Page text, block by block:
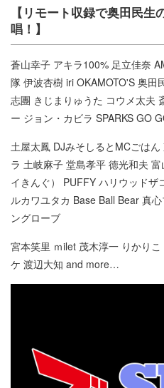
【リモート収録で奥田民
唱！】
蒼山幸子 アキラ100% 足立佳奈
隊 伊波杏樹 iri OKAMOTO'S 奥田
志團 きじまりゅうた コウメ太夫
ー ジョン・カビラ SPARKS GO
土屋太鳳 DJみそしるとMCごは
ラ 土岐麻子 堂島孝平 徳光和夫
イきんぐ） PUFFY ハリウッド
ルカワユタカ Base Ball Bear 真
ングローブ
宮本笑里 ｍilet 茂木淳一 りかり
ケ 渡辺大知 and more…